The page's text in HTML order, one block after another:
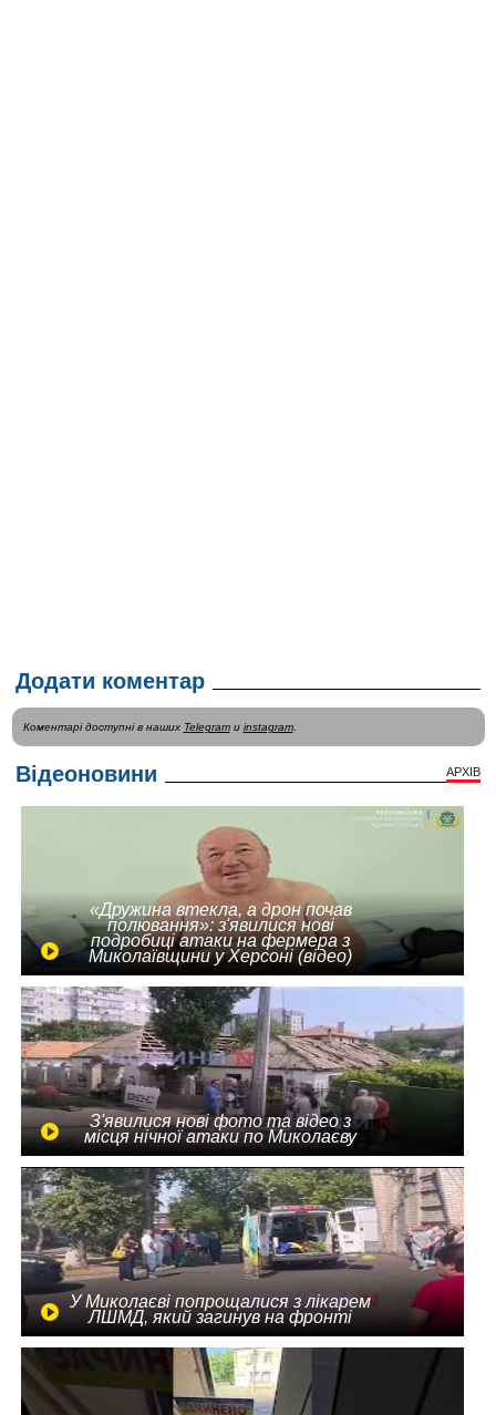
Додати коментар
Коментарі доступні в наших Telegramи instagram.
Відеоновини АРХІВ
«Дружина втекла, а дрон почав
полювання»: з'явилися нові
подробиці атаки на фермера з
Миколаївщини у Херсоні (відео)
З'явилися нові фото та відео з
місця нічної атаки по Миколаєву
У Миколаєві попрощалися з лікарем
ЛШМД, який загинув на фронті